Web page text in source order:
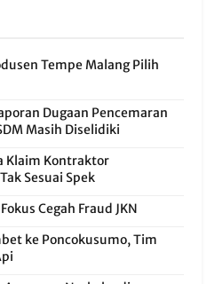
Tempe Malang Pilih
Dugaan Pencemaran
Masih Diselidiki
Klaim Kontraktor
Sesuai Spek
Cegah Fraud JKN
ke Poncokusumo, Tim